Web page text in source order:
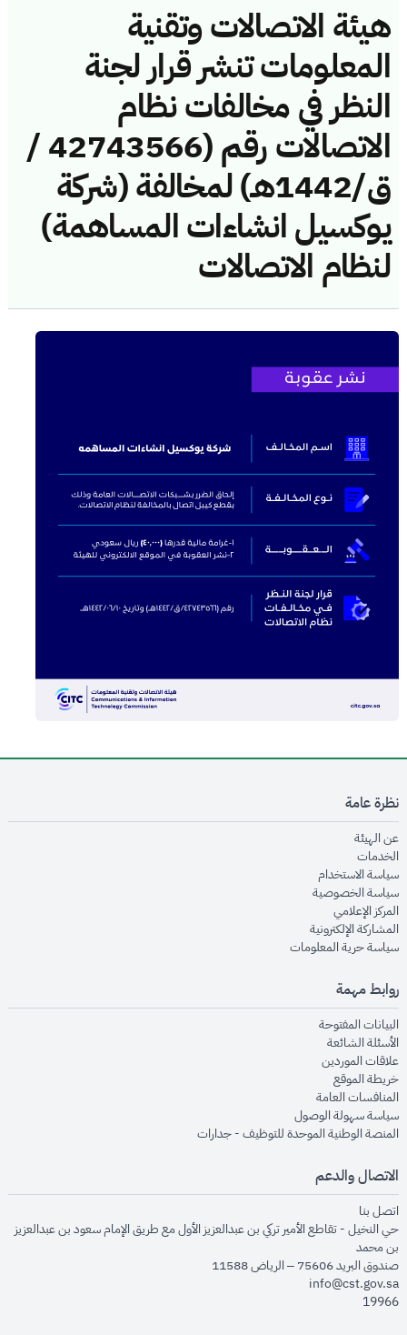
هيئة الاتصالات وتقنية
المعلومات تنشر قرار لجنة
النظر في مخالفات نظام
الاتصالات رقم (42743566 /
ق/1442هـ) لمخالفة (شركة
يوكسيل انشاءات المساهمة)
لنظام الاتصالات
نظرة عامة
عن الهيئةopens in new window
الخدماتopens in new window
سياسة الاستخدام
سياسة الخصوصيةopens in new window
المركز الإعلاميopens in new window
المشاركة الإلكترونيةopens in new window
سياسة حرية المعلوماتopens in new window
روابط مهمة
البيانات المفتوحةopens in new window
الأسئلة الشائعةopens in new window
علاقات الموردينopens in new window
خريطة الموقعopens in new window
المنافسات العامةopens in new window
سياسة سهولة الوصولopens in new window
المنصة الوطنية الموحدة للتوظيف - جداراتopens in new window
الاتصال والدعم
اتصل بنا
حي النخيل - تقاطع الأمير تركي بن عبدالعزيز الأول مع طريق الإمام سعود بن عبدالعزيز
بن محمد
صندوق البريد 75606 – الرياض 11588
info@cst.gov.sa
19966